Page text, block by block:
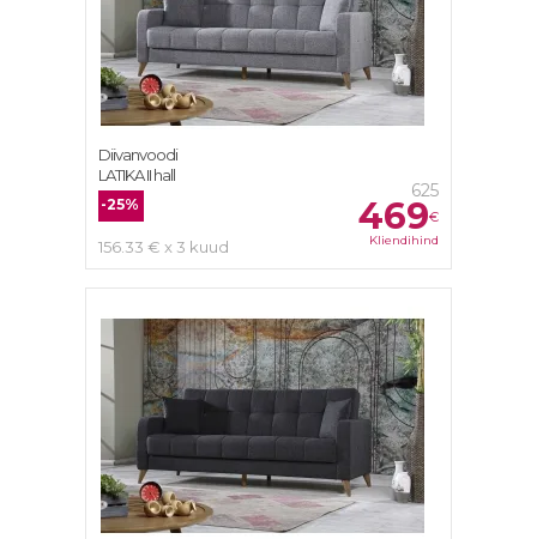
625
469€
Kliendihind
-25%
156.33 € x 3 kuud
Diivanvoodi
LATIKA II hall